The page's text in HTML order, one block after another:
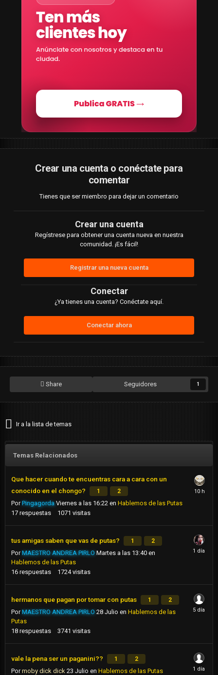
Crear una cuenta o conéctate para
comentar
Tienes que ser miembro para dejar un comentario
Crear una cuenta
Regístrese para obtener una cuenta nueva en nuestra
comunidad. ¡Es fácil!
Registrar una nueva cuenta
Conectar
¿Ya tienes una cuenta? Conéctate aquí.
Conectar ahora
Share Seguidores 1
Ir a la lista de temas
Temas Relacionados
Que hacer cuando te encuentras cara a cara con un
conocido en el chongo?
1 2
PorPingagorda Viernes a las 16:22 en Hablemos de las Putas
17 respuestas 1071 visitas
tus amigas saben que vas de putas? 1 2
PorMAESTRO ANDREA PIRLO Martes a las 13:40 en
Hablemos de las Putas
16 respuestas 1724 visitas
hermanos que pagan por tomar con putas 1 2
PorMAESTRO ANDREA PIRLO 28 Julio en Hablemos de las
Putas
18 respuestas 3741 visitas
vale la pena ser un paganini?? 1 2
Pormoby dick dick 23 Julio en Hablemos de las Putas